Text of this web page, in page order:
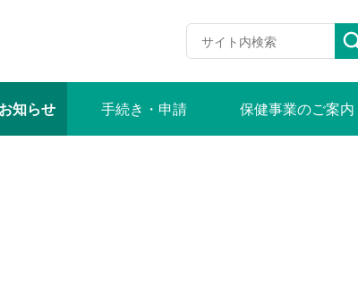
知らせ 手続き・申請 保健事業のご案内